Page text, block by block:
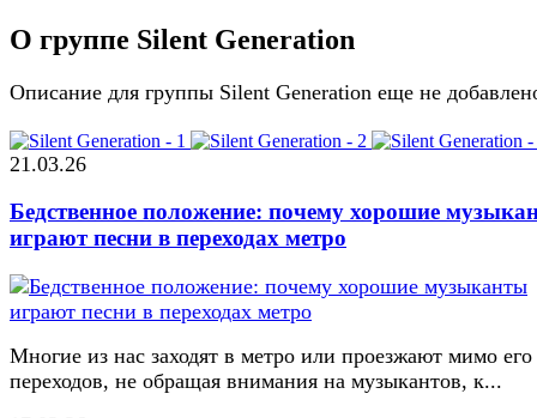
О группе Silent Generation
Описание для группы Silent Generation еще не
21.03.26
Бедственное положение: почему хорошие
играют песни в переходах метро
Многие из нас заходят в метро или проезжают мимо его
переходов, не обращая внимания на музыкантов, к...